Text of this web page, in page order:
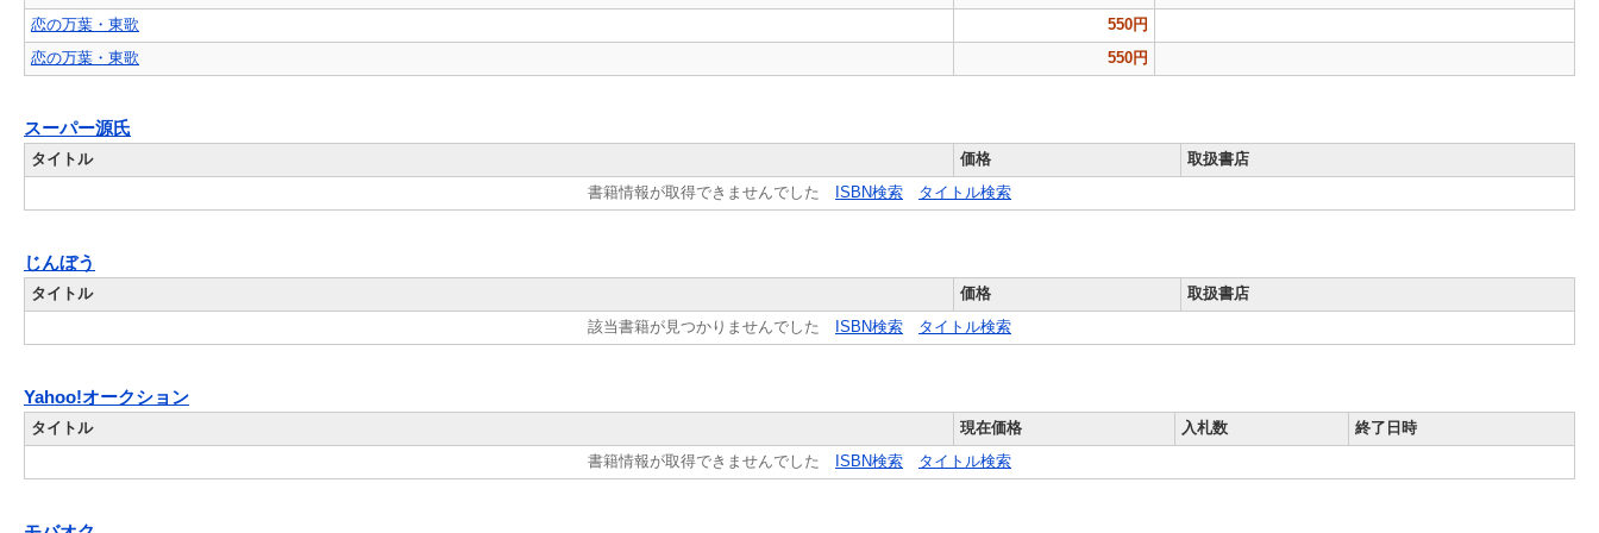
恋の万葉・東歌
550円
恋の万葉・東歌
550円
スーパー源氏
タイトル 価格
取扱書店
書籍情報が取得できませんでした
ISBN検索 タイトル検索
じんぼう
タイトル 価格
取扱書店
該当書籍が見つかりませんでした
ISBN検索 タイトル検索
Yahoo!オークション
タイトル 現在価格 入札数
終了日時
書籍情報が取得できませんでした
ISBN検索 タイトル検索